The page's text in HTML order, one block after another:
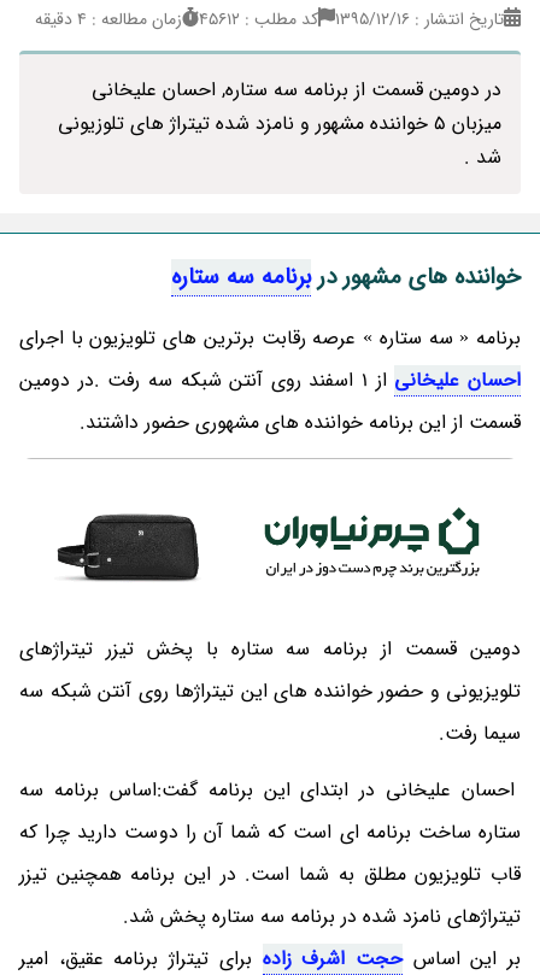
تاریخ انتشار : ۱۳۹۵/۱۲/۱۶ کد مطلب : 45612 زمان مطالعه : 4 دقیقه
در دومین قسمت از برنامه سه ستاره, احسان علیخانی
میزبان 5 خواننده مشهور و نامزد شده تیتراژ های تلوزیونی
شد .
خواننده های مشهور دربرنامه سه ستاره
برنامه « سه ستاره » عرصه رقابت برترین های تلویزیون با اجرای
احسان علیخانی
از 1 اسفند روی آنتن شبکه سه رفت .در دومین
قسمت از این برنامه خواننده های مشهوری حضور داشتند.
دومین قسمت از برنامه سه ستاره با پخش تیزر تیتراژهای
تلویزیونی و حضور خواننده های این تیتراژها روی آنتن شبکه سه
سیما رفت.
احسان علیخانی در ابتدای این برنامه گفت:اساس برنامه سه
ستاره ساخت برنامه ای است که شما آن را دوست دارید چرا که
قاب تلویزیون مطلق به شما است. در این برنامه همچنین تیزر
تیتراژهای نامزد شده در برنامه سه ستاره پخش شد.
بر این اساسحجت اشرف زاده برای تیتراژ برنامه عقیق، امیر